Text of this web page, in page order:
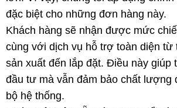
đặc biệt cho những đơn hàng này.
Khách hàng sẽ nhận được mức
cùng với dịch vụ hỗ trợ toàn diện từ
sản xuất đến lắp đặt. Điều này giúp
đầu tư mà vẫn đảm bảo chất lượng
bộ hệ thống.